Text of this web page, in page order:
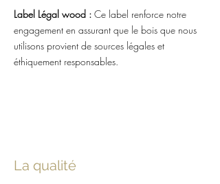
Label Légal wood : Ce label renforce notre
engagement en assurant que le bois que nous
utilisons provient de sources légales et
éthiquement responsables.
La qualité